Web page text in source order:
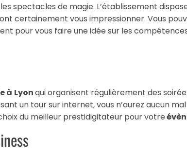
spectacles de magie. L’établissement
certainement vous impressionner. Vous
pour vous faire une idée sur les
à Lyonqui organisent régulièrement des
un tour sur internet, vous n’aurez aucun
du meilleur prestidigitateur pour votre